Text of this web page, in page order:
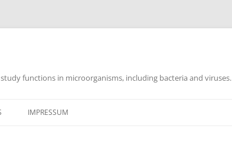
functions in microorganisms, including bacteria and viruses.
IMPRESSUM